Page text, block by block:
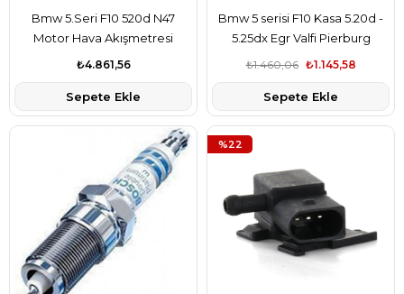
Bmw 5.Seri F10 520d N47
Motor Hava Akışmetresi
Bosch
₺4.861,56
Sepete Ekle
Bmw 5 serisi F10 Kasa 5.20d -
5.25dx Egr Valfi Pierburg
₺1.145,58
₺1.460,06
Sepete Ekle
%22